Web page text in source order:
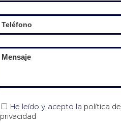
He leído y acepto la política de
privacidad